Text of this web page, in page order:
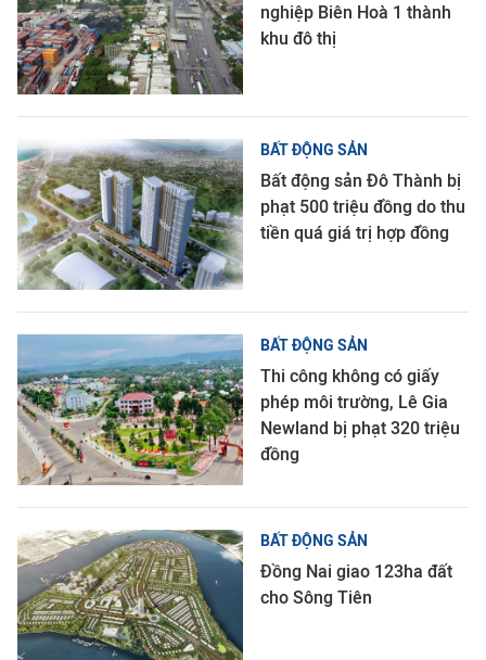
nghiệp Biên Hoà 1 thành
khu đô thị
BẤT ĐỘNG SẢN
Bất động sản Đô Thành bị
phạt 500 triệu đồng do thu
tiền quá giá trị hợp đồng
BẤT ĐỘNG SẢN
Thi công không có giấy
phép môi trường, Lê Gia
Newland bị phạt 320 triệu
đồng
BẤT ĐỘNG SẢN
Đồng Nai giao 123ha đất
cho Sông Tiên